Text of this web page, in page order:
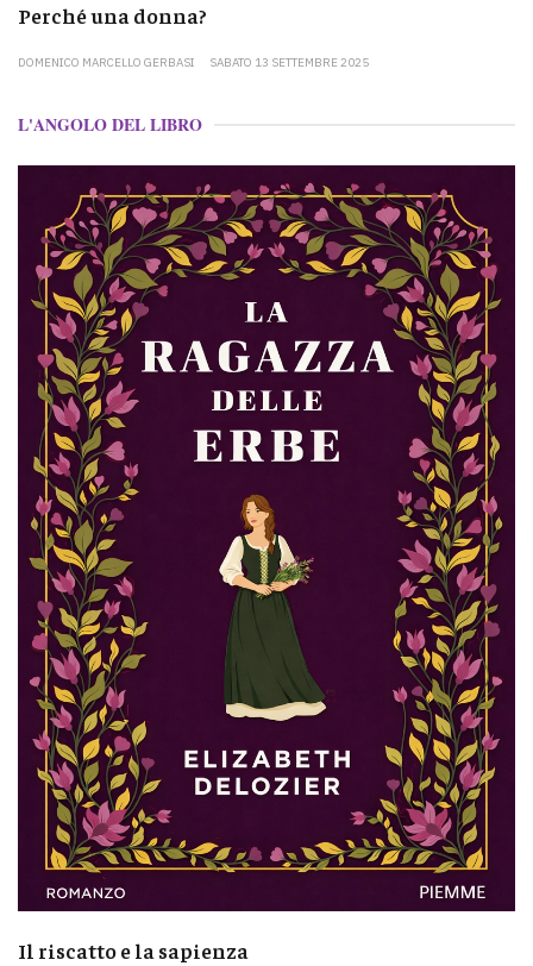
Perché una donna?
DOMENICO MARCELLO GERBASI SABATO 13 SETTEMBRE 2025
L'ANGOLO DEL LIBRO
Il riscatto e la sapienza